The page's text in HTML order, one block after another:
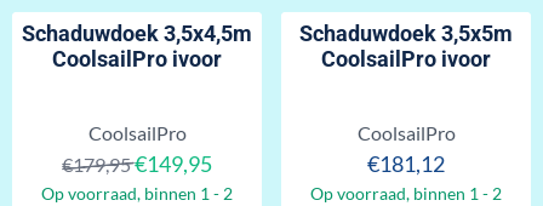
Schaduwdoek 3,5x4,5m
CoolsailPro ivoor
Merk:
CoolsailPro
Van 179,95 voor 149,95
€179,95€149,95
Op voorraad, binnen 1 - 2
Schaduwdoek 3,5x5m
CoolsailPro ivoor
Merk:
CoolsailPro
Prijs: 181,12
€181,12
Op voorraad, binnen 1 - 2